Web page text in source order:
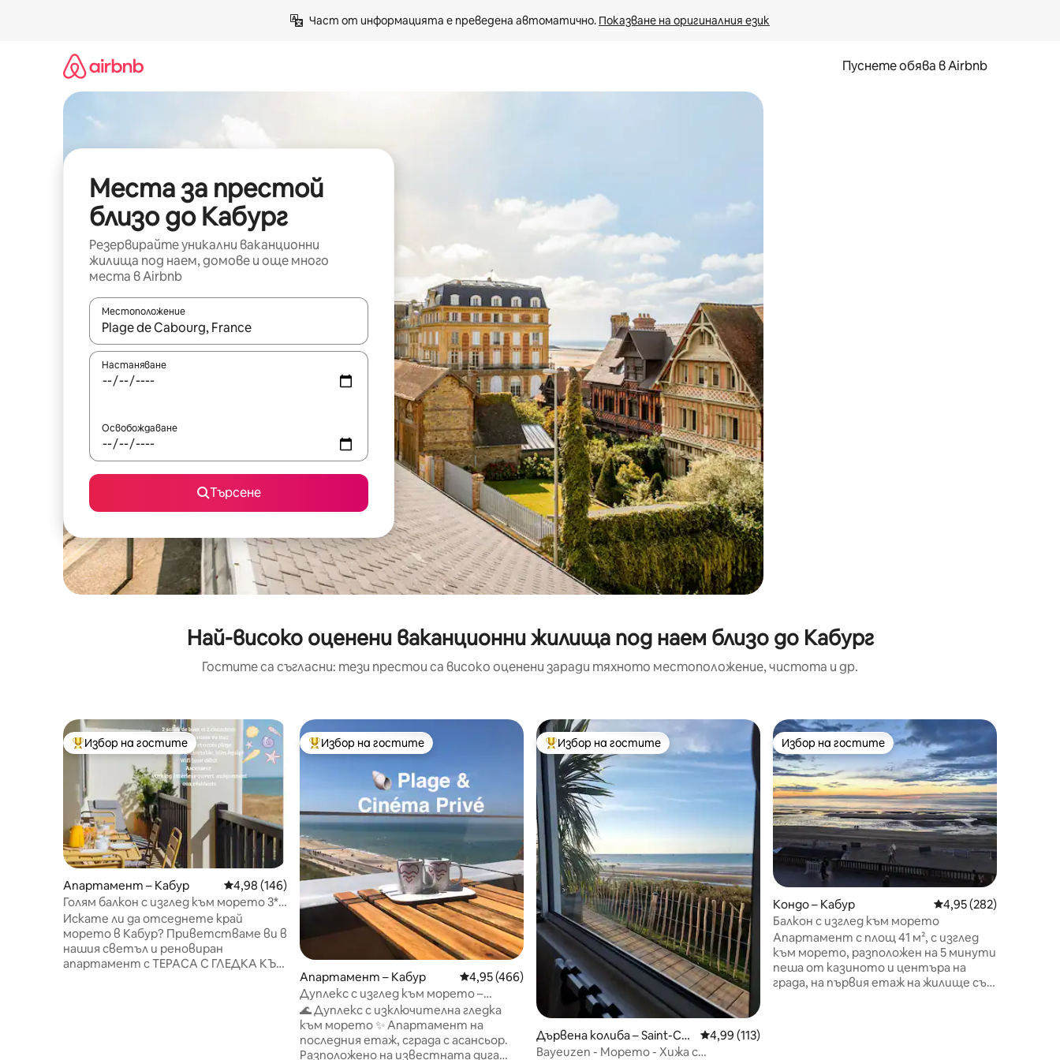
Част от информацията е преведена автоматично. Показване на оригиналния език
Пуснете обява в Airbnb
Места за престой
близо до Кабург
Резервирайте уникални ваканционни
жилища под наем, домове и още много
места в Airbnb
Местоположение
Когато резултатите се покажат, използвайте клавишите със стрелки нагоре и надолу или навигирайте с докосване или плъзгане.
Настаняване
Освобождаване
Търсене
Най-високо оценени ваканционни жилища под наем близо до Кабург
Гостите са съгласни: тези престои са високо оценени заради тяхното местоположение, чистота и др.
Най-популярен избор на гостите
Избор на гостите
Апартамент – Кабур Средна оценка: 4,98 от 5, 146 отзива
4,98 (146)
Голям балкон с изглед към морето 3*
•2 бани •2 спални •Плаж
Искате ли да отседнете край
морето в Кабур? Приветстваме ви в
нашия светъл и реновиран
апартамент с ТЕРАСА С ГЛЕДКА КЪМ
Най-популярен избор на гостите
Избор на гостите
Апартамент – Кабур Средна оценка: 4,95 от 5, 466 отзива
4,95 (466)
Дуплекс с изглед към морето –
достъп до плажа
🌊 Дуплекс с изключителна гледка
към морето ✨ Апартамент на
последния етаж, сграда с асансьор.
Разположено на известната дига
Най-популярен избор на гостите
Избор на гостите
Дървена колиба – Saint-Cô
me-de-Fresné
Средна оценка: 4,99 от 5, 113 отзива
4,99 (113)
Bayeuzen - Морето - Хижа с
Избор на гостите
Избор на гостите
Кондо – Кабур Средна оценка: 4,95
4,95 (282)
Балкон с изглед към морето
Апартамент с площ 41 м², с изглед
към морето, разположен на 5 минути
пеша от казиното и центъра на
града, на първия етаж на жилище със